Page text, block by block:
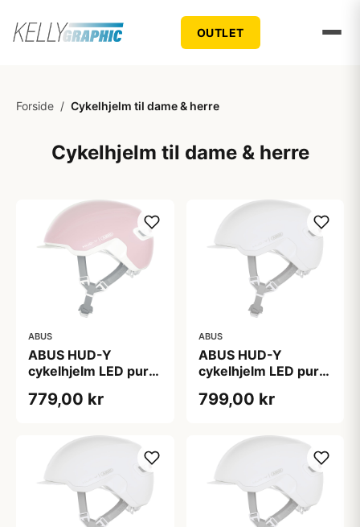
OUTLET
Forside / Cykelhjelm til dame & herre
Cykelhjelm til dame & herre
ABUS
ABUS HUD-Y
cykelhjelm LED pure
779,00 kr
ABUS
ABUS HUD-Y
cykelhjelm LED pure
799,00 kr